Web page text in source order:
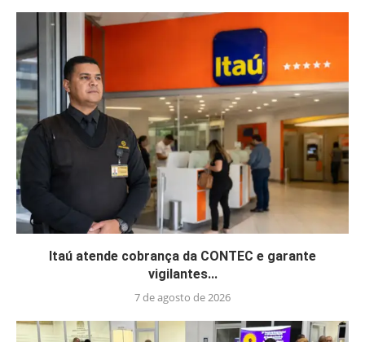
Itaú atende cobrança da CONTEC e garante
vigilantes...
7 de agosto de 2026